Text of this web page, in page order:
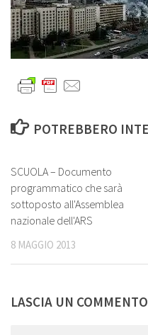
POTREBBERO
SCUOLA – Documento
programmatico che sarà
sottoposto all'Assemblea
nazionale dell'ARS
8 MAGGIO 2013
LASCIA UN COMMENTO